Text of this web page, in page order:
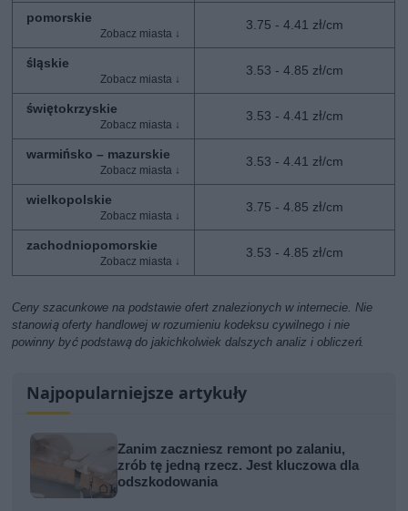
pomorskie 3.75 - 4.41 zł/cm
śląskie 3.53 - 4.85 zł/cm
świętokrzyskie 3.53 - 4.41 zł/cm
warmińsko – mazurskie 3.53 - 4.41 zł/cm
wielkopolskie 3.75 - 4.85 zł/cm
zachodniopomorskie 3.53 - 4.85 zł/cm
Ceny szacunkowe na podstawie ofert znalezionych w internecie. Nie
stanowią oferty handlowej w rozumieniu kodeksu cywilnego i nie
powinny być podstawą do jakichkolwiek dalszych analiz i obliczeń.
Najpopularniejsze artykuły
Zanim zaczniesz remont po zalaniu,
zrób tę jedną rzecz. Jest kluczowa dla
odszkodowania